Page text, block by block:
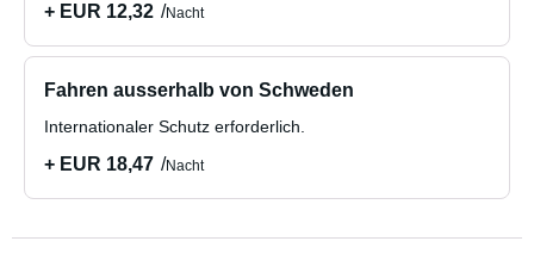
+ EUR 12,32 Nacht
Fahren ausserhalb von Schweden
Internationaler Schutz erforderlich.
+ EUR 18,47 Nacht